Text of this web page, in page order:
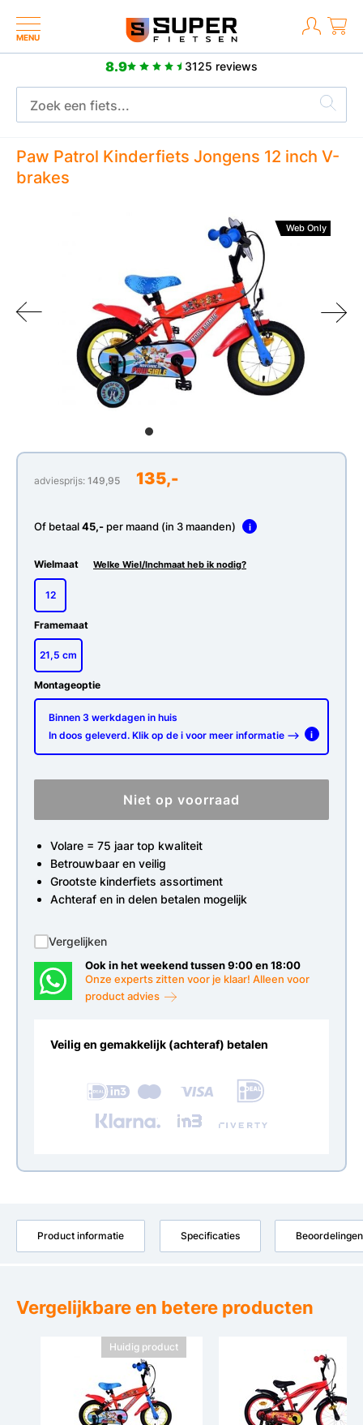
MENU
8.9 3125 reviews
Geen verzendkosten, snelle levering
Paw Patrol Kinderfiets Jongens 12 inch V-
brakes
Web Only
adviesprijs: 149,95 135,-
Of betaal45,- per maand (in 3 maanden) i
Wielmaat Welke Wiel/Inchmaat heb ik nodig?
12
Framemaat
21,5 cm
Montageoptie
Binnen 3 werkdagen in huis
In doos geleverd. Klik op de i voor meer informatie -->
i
Niet op voorraad
Volare = 75 jaar top kwaliteit
Betrouwbaar en veilig
Grootste kinderfiets assortiment
Achteraf en in delen betalen mogelijk
Vergelijken
Ook in het weekend tussen 9:00 en 18:00
Onze experts zitten voor je klaar! Alleen voor
product advies
Veilig en gemakkelijk (achteraf) betalen
Product informatie Specificaties Beoordelingen
Vergelijkbare en betere producten
Huidig product